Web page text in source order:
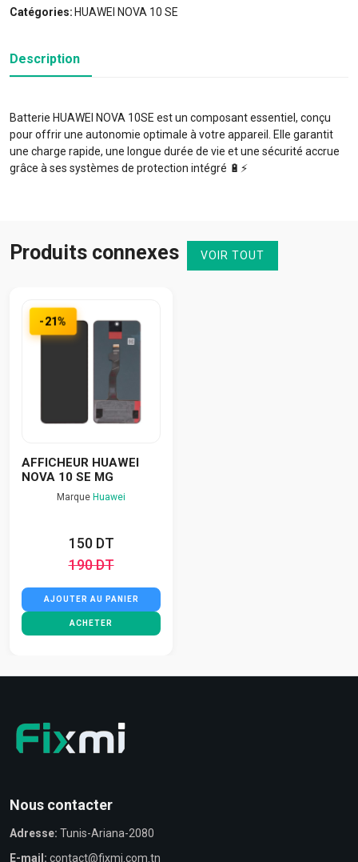
Catégories: HUAWEI NOVA 10 SE
Description
Batterie HUAWEI NOVA 10SE est un composant essentiel, conçu
pour offrir une autonomie optimale à votre appareil. Elle garantit
une charge rapide, une longue durée de vie et une sécurité accrue
grâce à ses systèmes de protection intégré 🔋⚡️
Produits connexes VOIR TOUT
-21%
AFFICHEUR HUAWEI
NOVA 10 SE MG
Marque Huawei
150 DT
190 DT
AJOUTER AU PANIER
ACHETER
Nous contacter
Adresse: Tunis-Ariana-2080
E-mail: contact@fixmi.com.tn